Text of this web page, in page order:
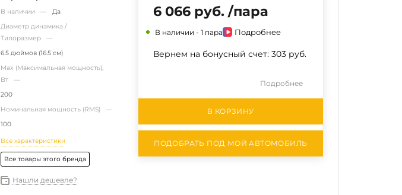
В наличии —Да
Диаметр динамика /
Типоразмер —
6.5 дюймов (16.5 см)
Max (Максимальная мощность),
Вт —
200
Номинальная мощность (RMS) —
100
Все характеристики
Все товары этого бренда
Нашли дешевле?
6 066 руб. /пара
В наличии - 1 пара Подробнее
Вернем на бонусный счет: 303 руб.
Подробнее
В КОРЗИНУ
ПОДОБРАТЬ ПОД МОЙ АВТОМОБИЛЬ